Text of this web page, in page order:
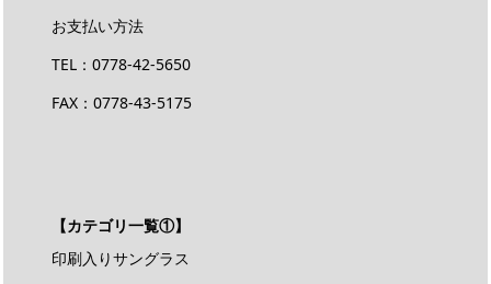
お支払い方法
TEL：0778-42-5650
FAX：0778-43-5175
【カテゴリ一覧①】
印刷入りサングラス